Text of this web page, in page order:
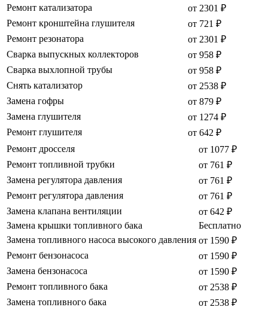
Ремонт катализатора
от 2301 ₽
Ремонт кронштейна глушителя
от 721 ₽
Ремонт резонатора
от 2301 ₽
Сварка выпускных коллекторов
от 958 ₽
Сварка выхлопной трубы
от 958 ₽
Снять катализатор
от 2538 ₽
Замена гофры
от 879 ₽
Замена глушителя
от 1274 ₽
Ремонт глушителя
от 642 ₽
Ремонт дросселя
от 1077 ₽
Ремонт топливной трубки
от 761 ₽
Замена регулятора давления
от 761 ₽
Ремонт регулятора давления
от 761 ₽
Замена клапана вентиляции
от 642 ₽
Замена крышки топливного бака
Бесплатно
Замена топливного насоса высокого давления от 1590 ₽
Ремонт бензонасоса
от 1590 ₽
Замена бензонасоса
от 1590 ₽
Ремонт топливного бака
от 2538 ₽
Замена топливного бака
от 2538 ₽